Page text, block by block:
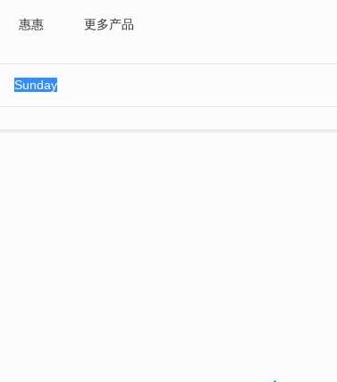
惠惠 更多产品